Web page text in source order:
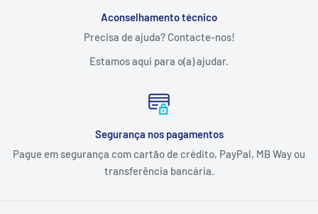
Aconselhamento técnico
Precisa de ajuda? Contacte-nos!
Estamos aqui para o(a) ajudar.
Segurança nos pagamentos
Pague em segurança com cartão de crédito, PayPal, MB Way ou
transferência bancária.